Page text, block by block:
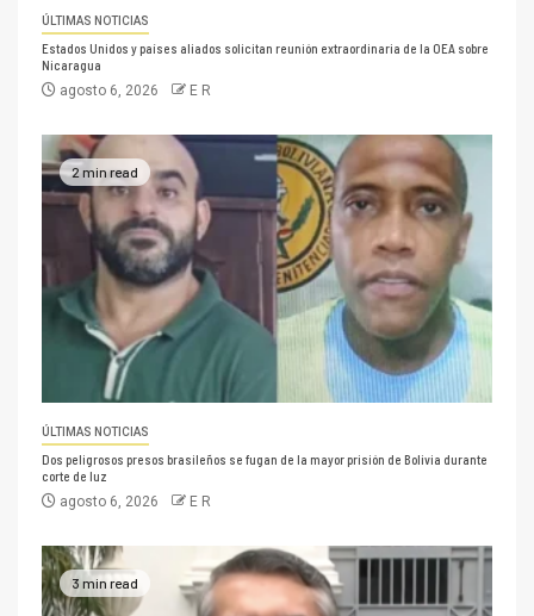
ÚLTIMAS NOTICIAS
Estados Unidos y países aliados solicitan reunión extraordinaria de la OEA sobre
Nicaragua
agosto 6, 2026 E R
2 min read
ÚLTIMAS NOTICIAS
Dos peligrosos presos brasileños se fugan de la mayor prisión de Bolivia durante
corte de luz
agosto 6, 2026 E R
3 min read